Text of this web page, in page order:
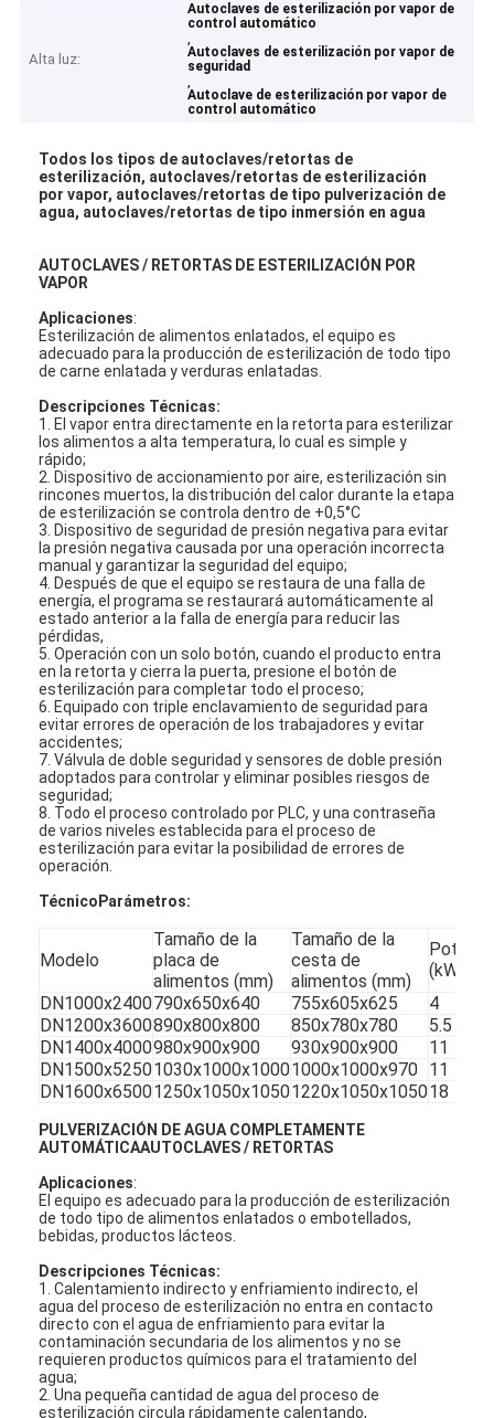
Inicio
Productos
Sobre nosotros
Alta luz:
Autoclaves de esterilización por vapor de
control automático
,
Autoclaves de esterilización por vapor de
seguridad
,
Autoclave de esterilización por vapor de
control automático
Todos los tipos de autoclaves/retortas de
esterilización, autoclaves/retortas de esterilización
por vapor, autoclaves/retortas de tipo pulverización de
agua, autoclaves/retortas de tipo inmersión en agua
AUTOCLAVES / RETORTAS DE ESTERILIZACIÓN POR
VAPOR
Aplicaciones:
Esterilización de alimentos enlatados, el equipo es
adecuado para la producción de esterilización de todo tipo
de carne enlatada y verduras enlatadas.
Descripciones Técnicas:
1. El vapor entra directamente en la retorta para esterilizar
los alimentos a alta temperatura, lo cual es simple y
rápido;
2. Dispositivo de accionamiento por aire, esterilización sin
rincones muertos, la distribución del calor durante la etapa
de esterilización se controla dentro de +0,5°C
3. Dispositivo de seguridad de presión negativa para evitar
la presión negativa causada por una operación incorrecta
manual y garantizar la seguridad del equipo;
4. Después de que el equipo se restaura de una falla de
energía, el programa se restaurará automáticamente al
estado anterior a la falla de energía para reducir las
pérdidas,
5. Operación con un solo botón, cuando el producto entra
en la retorta y cierra la puerta, presione el botón de
esterilización para completar todo el proceso;
6. Equipado con triple enclavamiento de seguridad para
evitar errores de operación de los trabajadores y evitar
accidentes;
7. Válvula de doble seguridad y sensores de doble presión
adoptados para controlar y eliminar posibles riesgos de
seguridad;
8. Todo el proceso controlado por PLC, y una contraseña
de varios niveles establecida para el proceso de
esterilización para evitar la posibilidad de errores de
operación.
Técnico Parámetros:
Modelo
Tamaño de la
placa de
alimentos (mm)
Tamaño de la
cesta de
alimentos (mm)
(kW)
DN1000x2400790x650x640 755x605x625
4
DN1200x3600890x800x800 850x780x780
5.5
DN1400x4000980x900x900 930x900x900
11
DN1500x52501030x1000x10001000x1000x970 11
DN1600x65001250x1050x10501220x1050x105018
PULVERIZACIÓN DE AGUA COMPLETAMENTE
AUTOMÁTICAAUTOCLAVES / RETORTAS
Aplicaciones:
El equipo es adecuado para la producción de esterilización
de todo tipo de alimentos enlatados o embotellados,
bebidas, productos lácteos.
Descripciones Técnicas:
1. Calentamiento indirecto y enfriamiento indirecto, el
agua del proceso de esterilización no entra en contacto
directo con el agua de enfriamiento para evitar la
contaminación secundaria de los alimentos y no se
requieren productos químicos para el tratamiento del
agua;
2. Una pequeña cantidad de agua del proceso de
esterilización circula rápidamente calentando,